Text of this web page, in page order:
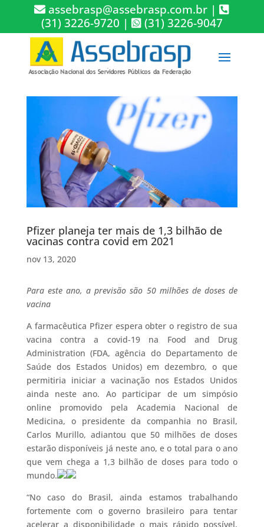
assebrasp@assebrasp.com.br |
(31) 3226-9720 | (31) 3226-9047
Pfizer planeja ter mais de 1,3 bilhão de
vacinas contra covid em 2021
nov 13, 2020
Para este ano, a previsão são 50 milhões de doses de
vacina
A farmacêutica Pfizer espera obter o registro de sua
vacina contra a covid-19 na Food and Drug
Administration (FDA, agência do Departamento de
Saúde dos Estados Unidos) em dezembro, o que
permitiria iniciar a vacinação nos Estados Unidos
ainda neste ano. Ao participar de um simpósio
online promovido pela Academia Nacional de
Medicina, o presidente da companhia no Brasil,
Carlos Murillo, adiantou que 50 milhões de doses
estarão disponíveis já neste ano, e o total para o ano
que vem chega a 1,3 bilhão de doses para todo o
mundo.
“No caso do Brasil, ainda estamos trabalhando
fortemente com o governo brasileiro para tentar
acelerar a disponibilidade o mais rápido possível.